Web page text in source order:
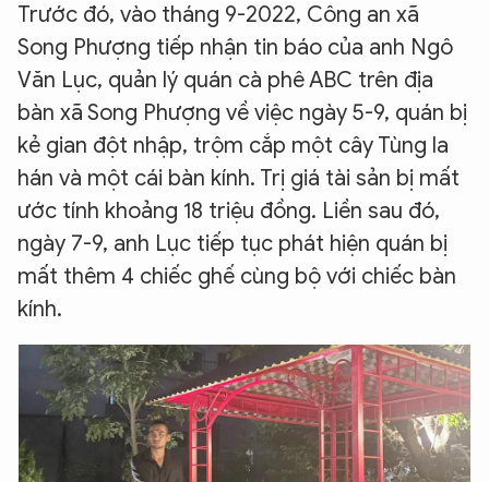
Trước đó, vào tháng 9-2022, Công an xã
Song Phượng tiếp nhận tin báo của anh Ngô
Văn Lục, quản lý quán cà phê ABC trên địa
bàn xã Song Phượng về việc ngày 5-9, quán bị
kẻ gian đột nhập, trộm cắp một cây Tùng la
hán và một cái bàn kính. Trị giá tài sản bị mất
ước tính khoảng 18 triệu đồng. Liền sau đó,
ngày 7-9, anh Lục tiếp tục phát hiện quán bị
mất thêm 4 chiếc ghế cùng bộ với chiếc bàn
kính.